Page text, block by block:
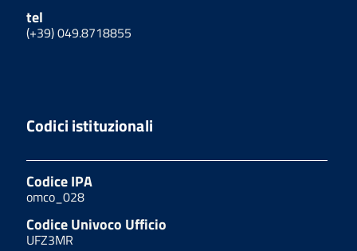
tel
(+39) 049.8718855
Codici istituzionali
Codice IPA
omco_028
Codice Univoco Ufficio
UFZ3MR